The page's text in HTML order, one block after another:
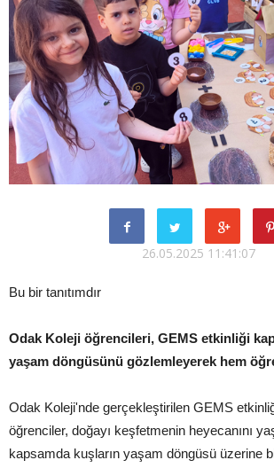
26.05.2025 11:41:07
Bu bir tanıtımdır
Odak Koleji öğrencileri, GEMS etkinliği
yaşam döngüsünü gözlemleyerek hem
Odak Koleji'nde gerçekleştirilen GEMS
öğrenciler, doğayı keşfetmenin heyecanını
kapsamda kuşların yaşam döngüsü üzerine